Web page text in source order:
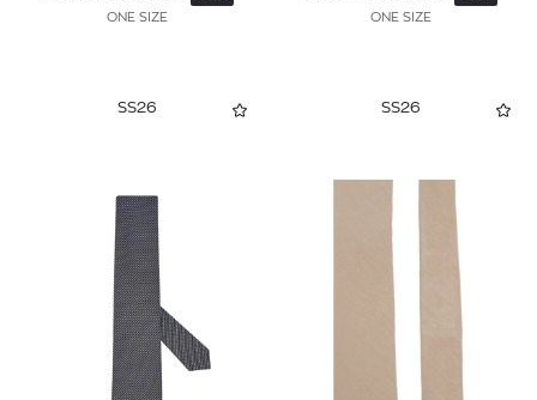
ONE SIZE ONE SIZE
SS26 SS26